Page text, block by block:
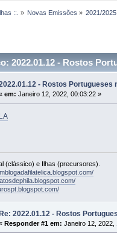
::. » Novas Emissões » 2021/2025
2022.01.12 - Rostos
- Rostos Portugueses
em: Janeiro 12, 2022, 00:03:22 »
(clássico) e Ilhas (precursores).
2022.01.12 - Rostos
Responder #1 em: Janeiro 12, 2022,